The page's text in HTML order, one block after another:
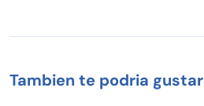
Tambien te podria gustar